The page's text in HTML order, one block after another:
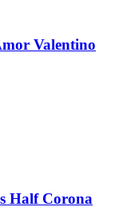
Valentino
Half Corona